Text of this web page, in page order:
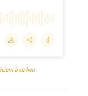
à ce lien